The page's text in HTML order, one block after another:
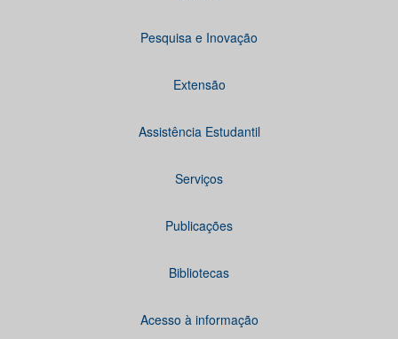
Pesquisa e Inovação
Extensão
Assistência Estudantil
Serviços
Publicações
Bibliotecas
Acesso à informação